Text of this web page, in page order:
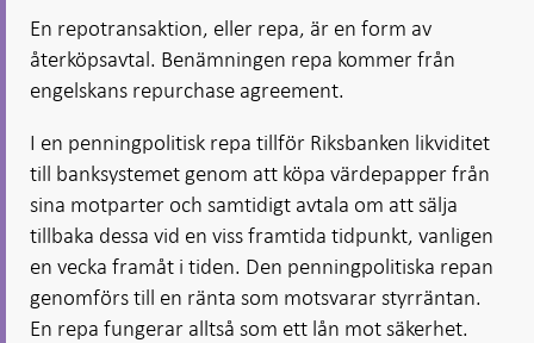
En repotransaktion, eller repa, är en form av
återköpsavtal. Benämningen repa kommer från
engelskans repurchase agreement.
I en penningpolitisk repa tillför Riksbanken likviditet
till banksystemet genom att köpa värdepapper från
sina motparter och samtidigt avtala om att sälja
tillbaka dessa vid en viss framtida tidpunkt, vanligen
en vecka framåt i tiden. Den penningpolitiska repan
genomförs till en ränta som motsvarar styrräntan.
En repa fungerar alltså som ett lån mot säkerhet.